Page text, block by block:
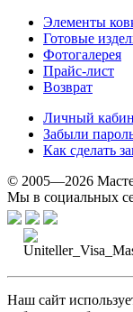
Элементы
Готовые
Фотогалерея
Прайс-лист
Возврат
Личный
Забыли
Как сделать
© 2005—2026
Мы в социальных
Наш сайт